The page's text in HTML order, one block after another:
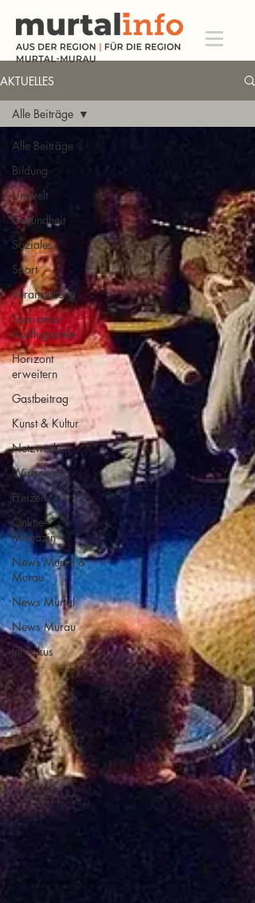
AKTUELLES
Alle Beiträge
Bildung
Umwelt
Gesundheit
Soziales
Sport
Veranstaltung
Tourismus
Ausflugsziele
Horizont
erweitern
Gastbeitrag
Kunst & Kultur
Netzwerken
Wirtschaft
Freizeit
Online-
Magazin
News Murtal &
Murau
News Murtal
News Murau
Im Fokus
Alle Beiträge